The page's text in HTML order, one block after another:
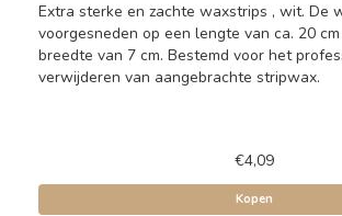
Extra sterke en zachte waxstrips , wit. De
voorgesneden op een lengte van ca. 20
breedte van 7 cm. Bestemd voor het
verwijderen van aangebrachte stripwax.
€4,09
Kopen